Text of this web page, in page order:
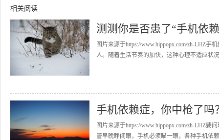
相关阅读
测测你是否患了“手机依
图片来源于https://www.hippopx.com/zh-LHZ
人。随着生活节奏的加快，这种心理不适应状
手机依赖症，你中枪了吗
图片来源于https://www.hippopx.com/zh-LHZ要
管早晚睁闭眼，手机必须瞄一眼，各种手机依